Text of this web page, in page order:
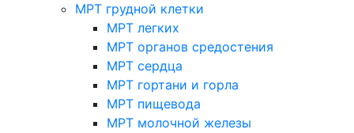
МРТ грудной клетки
МРТ легких
МРТ органов средостения
МРТ сердца
МРТ гортани и горла
МРТ пищевода
МРТ молочной железы